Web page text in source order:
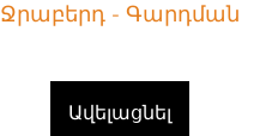
Ջրաբերդ - Գարդման
Ավելացնել